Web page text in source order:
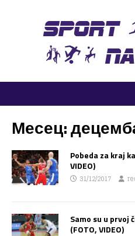
Месец:
Pobeda za kraj
VIDEO)
31/12/2017
Samo su u
(FOTO, VIDEO)